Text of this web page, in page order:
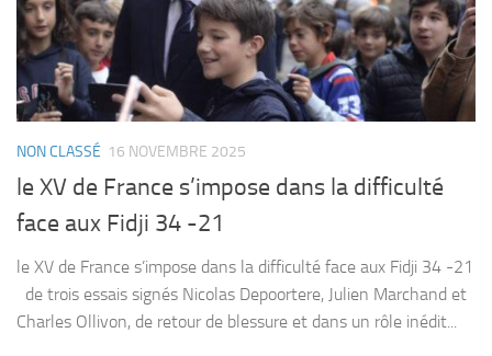
NON CLASSÉ 16 NOVEMBRE 2025
le XV de France s’impose dans la difficulté
face aux Fidji 34 -21
le XV de France s’impose dans la difficulté face aux Fidji 34 -21
de trois essais signés Nicolas Depoortere, Julien Marchand et
Charles Ollivon, de retour de blessure et dans un rôle inédit...